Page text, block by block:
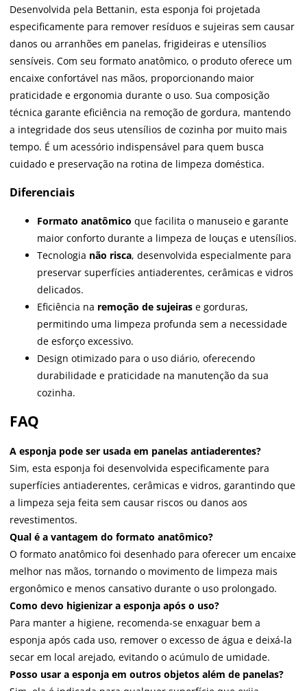
Desenvolvida pela Bettanin, esta esponja foi projetada
especificamente para remover resíduos e sujeiras sem causar
danos ou arranhões em panelas, frigideiras e utensílios
sensíveis. Com seu formato anatômico, o produto oferece um
encaixe confortável nas mãos, proporcionando maior
praticidade e ergonomia durante o uso. Sua composição
técnica garante eficiência na remoção de gordura, mantendo
a integridade dos seus utensílios de cozinha por muito mais
tempo. É um acessório indispensável para quem busca
cuidado e preservação na rotina de limpeza doméstica.
Diferenciais
Formato anatômico que facilita o manuseio e garante
maior conforto durante a limpeza de louças e utensílios.
Tecnologia não risca, desenvolvida especialmente para
preservar superfícies antiaderentes, cerâmicas e vidros
delicados.
Eficiência na remoção de sujeiras e gorduras,
permitindo uma limpeza profunda sem a necessidade
de esforço excessivo.
Design otimizado para o uso diário, oferecendo
durabilidade e praticidade na manutenção da sua
cozinha.
FAQ
A esponja pode ser usada em panelas antiaderentes?
Sim, esta esponja foi desenvolvida especificamente para
superfícies antiaderentes, cerâmicas e vidros, garantindo que
a limpeza seja feita sem causar riscos ou danos aos
revestimentos.
Qual é a vantagem do formato anatômico?
O formato anatômico foi desenhado para oferecer um encaixe
melhor nas mãos, tornando o movimento de limpeza mais
ergonômico e menos cansativo durante o uso prolongado.
Como devo higienizar a esponja após o uso?
Para manter a higiene, recomenda-se enxaguar bem a
esponja após cada uso, remover o excesso de água e deixá-la
secar em local arejado, evitando o acúmulo de umidade.
Posso usar a esponja em outros objetos além de panelas?